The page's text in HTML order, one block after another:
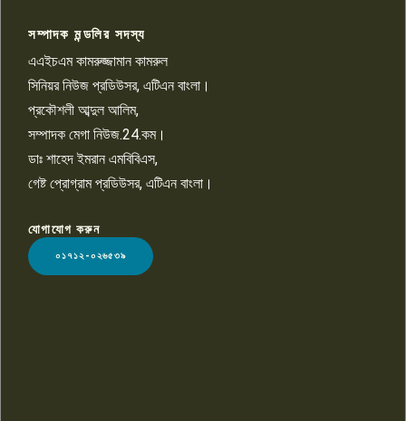
১০
LOGO
সম্পাদক মন্ডলির সদস্য
এএইচএম কামরুজ্জামান কামরুল
সিনিয়র নিউজ প্রডিউসর, এটিএন বাংলা।
প্রকৌশলী আব্দুল আলিম,
সম্পাদক মেগা নিউজ.24.কম।
ডাঃ শাহেদ ইমরান এমবিবিএস,
গেষ্ট প্রোগ্রাম প্রডিউসর, এটিএন বাংলা।
যোগাযোগ করুন
০১৭১২-০২৬৫৩৯